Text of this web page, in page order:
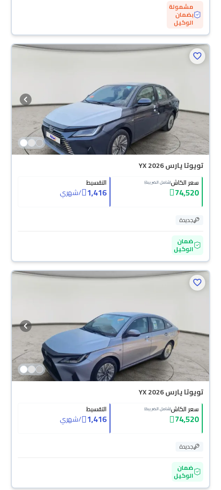
مشمولة
بضمان
الوكيل
تويوتا يارس YX 2026
سعر الكاش(شامل الضريبة)
74,520
التقسيط
1,416
/شهري
جديدة
ضمان
الوكيل
تويوتا يارس YX 2026
سعر الكاش(شامل الضريبة)
74,520
التقسيط
1,416
/شهري
جديدة
ضمان
الوكيل